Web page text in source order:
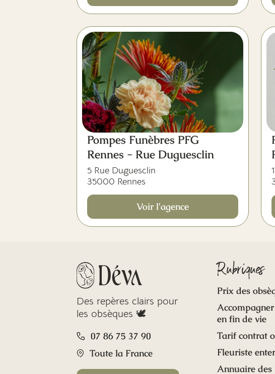
Pompes Funèbres PFG
Rennes - Rue Duguesclin
5 Rue Duguesclin
35000 Rennes
Voir l'agence
Des repères clairs pour
les obsèques 🕊️
07 86 75 37 90
Toute la France
Rubriques
Prix des
en fin de vie
Tarif contrat
Fleuriste
Annuaire des